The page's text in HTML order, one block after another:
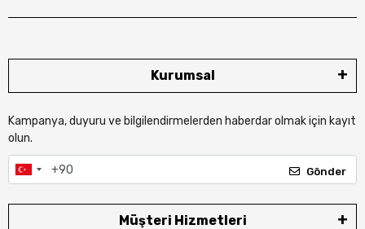
Kurumsal
Kampanya, duyuru ve bilgilendirmelerden haberdar olmak için kayıt
olun.
Gönder
Müşteri Hizmetleri